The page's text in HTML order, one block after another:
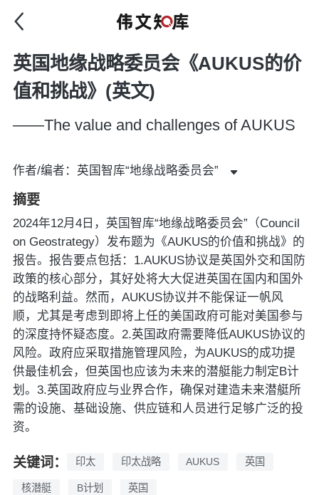
英国地缘战略委员会《AUKUS的价
值和挑战》(英文)
——The value and challenges of AUKUS
作者/编者：英国智库“地缘战略委员会”
摘要
2024年12月4日，英国智库“地缘战略委员会”（Council
on Geostrategy）发布题为《AUKUS的价值和挑战》的
报告。报告要点包括：1.AUKUS协议是英国外交和国防
政策的核心部分，其好处将大大促进英国在国内和国外
的战略利益。然而，AUKUS协议并不能保证一帆风
顺，尤其是考虑到即将上任的美国政府可能对美国参与
的深度持怀疑态度。2.英国政府需要降低AUKUS协议的
风险。政府应采取措施管理风险，为AUKUS的成功提
供最佳机会，但英国也应该为未来的潜艇能力制定B计
划。3.英国政府应与业界合作，确保对建造未来潜艇所
需的设施、基础设施、供应链和人员进行足够广泛的投
资。
关键词： 印太 印太战略 AUKUS 英国
核潜艇 B计划 英国